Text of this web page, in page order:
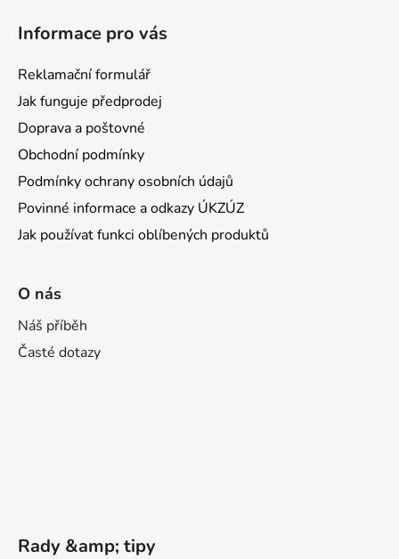
Informace pro vás
Reklamační formulář
Jak funguje předprodej
Doprava a poštovné
Obchodní podmínky
Podmínky ochrany osobních údajů
Povinné informace a odkazy ÚKZÚZ
Jak používat funkci oblíbených produktů
O nás
Náš příběh
Časté dotazy
Rady &amp; tipy